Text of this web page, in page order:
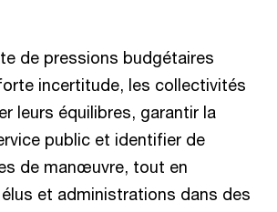
de pressions budgétaires
incertitude, les collectivités
leurs équilibres, garantir la
public et identifier de
de manœuvre, tout en
et administrations dans des